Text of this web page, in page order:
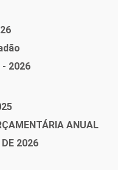
2026
ANUAL
2026